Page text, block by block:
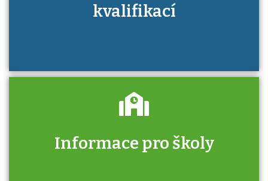
kvalifikací
Informace pro školy
Zjistěte, jak se přihlásit ke zkoušce a kde